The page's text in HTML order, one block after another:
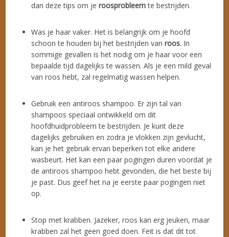
dan deze tips om jeroosprobleemte bestrijden.
Was je haar vaker. Het is belangrijk om je hoofd
schoon te houden bij het bestrijden vanroos. In
sommige gevallen is het nodig om je haar voor een
bepaalde tijd dagelijks te wassen. Als je een mild geval
van roos hebt, zal regelmatig wassen helpen.
Gebruik een antiroos shampoo. Er zijn tal van
shampoos speciaal ontwikkeld om dit
hoofdhuidprobleem te bestrijden. Je kunt deze
dagelijks gebruiken en zodra je vlokken zijn gevlucht,
kan je het gebruik ervan beperken tot elke andere
wasbeurt. Het kan een paar pogingen duren voordat je
de antiroos shampoo hebt gevonden, die het beste bij
je past. Dus geef het na je eerste paar pogingen niet
op.
Stop met krabben. Jazeker, roos kan erg jeuken, maar
krabben zal het geen goed doen. Feit is dat dit tot